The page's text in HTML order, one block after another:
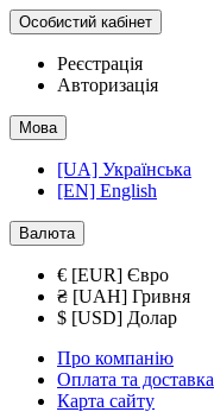
Особистий кабінет
Реєстрація
Авторизація
Мова
[UA] Українська
[EN] English
Валюта
€ [EUR] Євро
₴ [UAH] Гривня
$ [USD] Долар
Про компанію
Оплата та доставка
Карта сайту